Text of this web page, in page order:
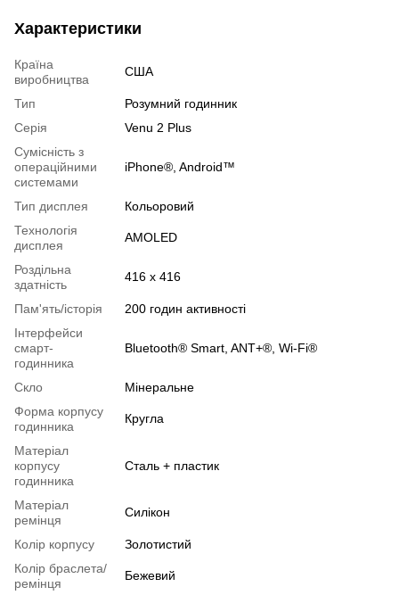
Характеристики
Країна
виробництва
США
Тип
Розумний годинник
Серія
Venu 2 Plus
Сумісність з
операційними
системами
iPhone®, Android™
Тип дисплея
Кольоровий
Технологія
дисплея
AMOLED
Роздільна
здатність
416 x 416
Пам'ять/історія
200 годин активності
Інтерфейси
смарт-
годинника
Bluetooth® Smart, ANT+®, Wi-Fi®
Скло
Мінеральне
Форма корпусу
годинника
Кругла
Матеріал
корпусу
годинника
Сталь + пластик
Матеріал
ремінця
Силікон
Колір корпусу
Золотистий
Колір браслета/
ремінця
Бежевий